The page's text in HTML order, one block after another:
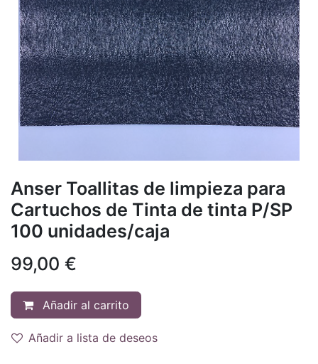
Anser Toallitas de limpieza para
Cartuchos de Tinta de tinta P/SP
100 unidades/caja
99,00 €
Añadir al carrito
Añadir a lista de deseos